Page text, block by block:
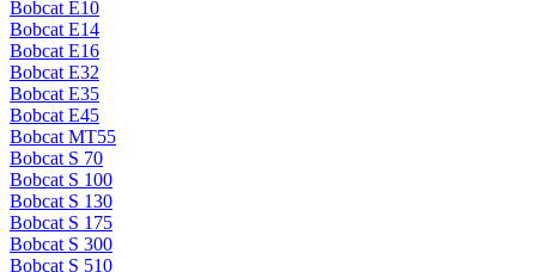
Bobcat E10
Bobcat E14
Bobcat E16
Bobcat E32
Bobcat E35
Bobcat E45
Bobcat MT55
Bobcat S 70
Bobcat S 100
Bobcat S 130
Bobcat S 175
Bobcat S 300
Bobcat S 510